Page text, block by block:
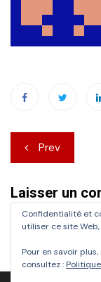
de
l’article
Prev
Laisser un
Vous devezvous
Confidentialité et
utiliser ce site
Pour en savoir
consultez :